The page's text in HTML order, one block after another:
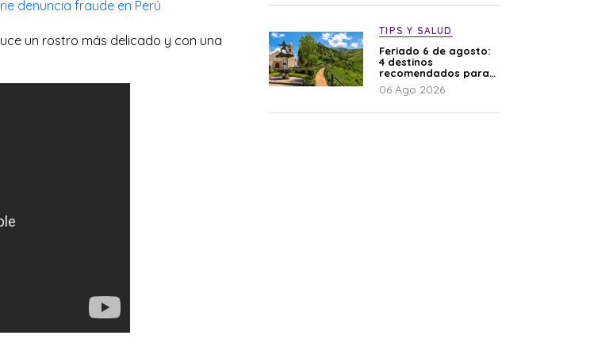
denuncia fraude en Perú
un rostro más delicado y con una
TIPS Y SALUD
Feriado 6 de agosto:
4 destinos
recomendados para
disfrutar el descanso
06 Ago 2026